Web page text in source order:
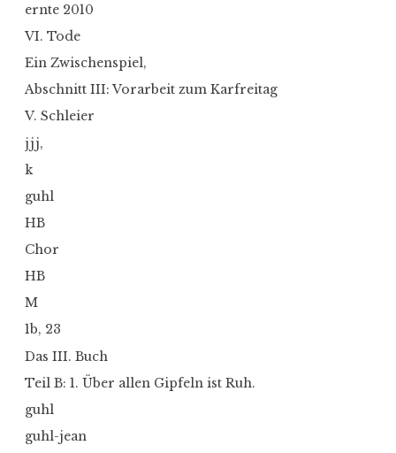
ernte 2010
VI. Tode
Ein Zwischenspiel,
Abschnitt III: Vorarbeit zum Karfreitag
V. Schleier
jjj,
k
guhl
HB
Chor
HB
M
1b, 23
Das III. Buch
Teil B: 1. Über allen Gipfeln ist Ruh.
guhl
guhl-jean